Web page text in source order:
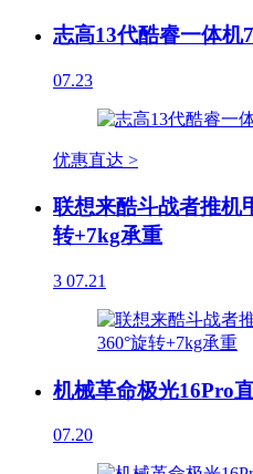
志高13代酷睿一体机
07.23
优惠直达 >
联想来酷斗战者推机
转+7kg承重
3 07.21
机械革命极光16Pro
07.20